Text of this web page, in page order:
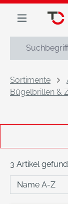
springen
Sortimente
Bügelbrillen &
3 Artikel